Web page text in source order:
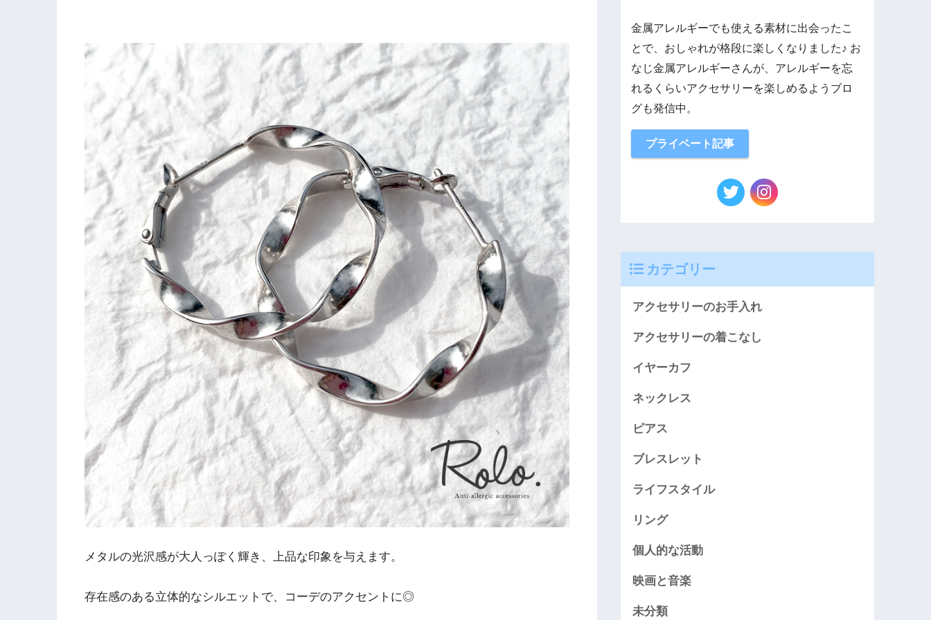
メタルの光沢感が大人っぽく輝き、上品な印象を与えます。
存在感のある立体的なシルエットで、コーデのアクセントに◎
金属アレルギーでも使える素材に出会ったこ
とで、おしゃれが格段に楽しくなりました♪ お
なじ金属アレルギーさんが、アレルギーを忘
れるくらいアクセサリーを楽しめるようブロ
グも発信中。
プライベート記事
カテゴリー
アクセサリーのお手入れ
アクセサリーの着こなし
イヤーカフ
ネックレス
ピアス
ブレスレット
ライフスタイル
リング
個人的な活動
映画と音楽
未分類